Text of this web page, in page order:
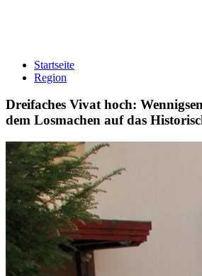
Startseite
Region
Dreifaches Vivat hoch:
dem Losmachen auf das